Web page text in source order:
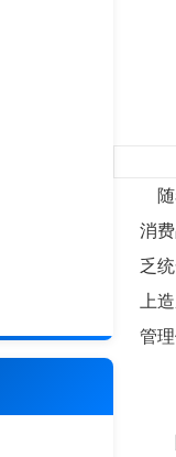
随
消
乏
上
管
随